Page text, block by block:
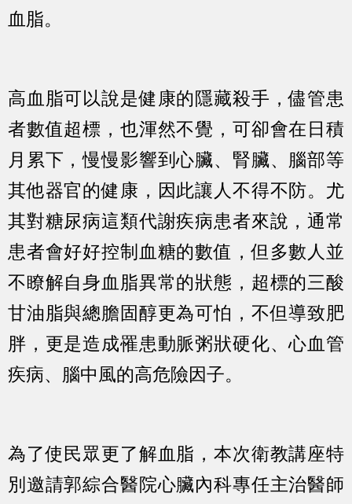
血脂。
高血脂可以說是健康的隱藏殺手，儘管患
者數值超標，也渾然不覺，可卻會在日積
月累下，慢慢影響到心臟、腎臟、腦部等
其他器官的健康，因此讓人不得不防。尤
其對糖尿病這類代謝疾病患者來說，通常
患者會好好控制血糖的數值，但多數人並
不瞭解自身血脂異常的狀態，超標的三酸
甘油脂與總膽固醇更為可怕，不但導致肥
胖，更是造成罹患動脈粥狀硬化、心血管
疾病、腦中風的高危險因子。
為了使民眾更了解血脂，本次衛教講座特
別邀請郭綜合醫院心臟內科專任主治醫師